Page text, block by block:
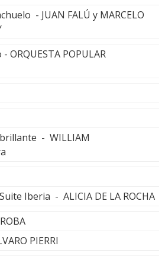
- JUAN FALÚ y MARCELO
ORQUESTA POPULAR
- WILLIAM
Iberia - ALICIA DE LA ROCHA
PIERRI